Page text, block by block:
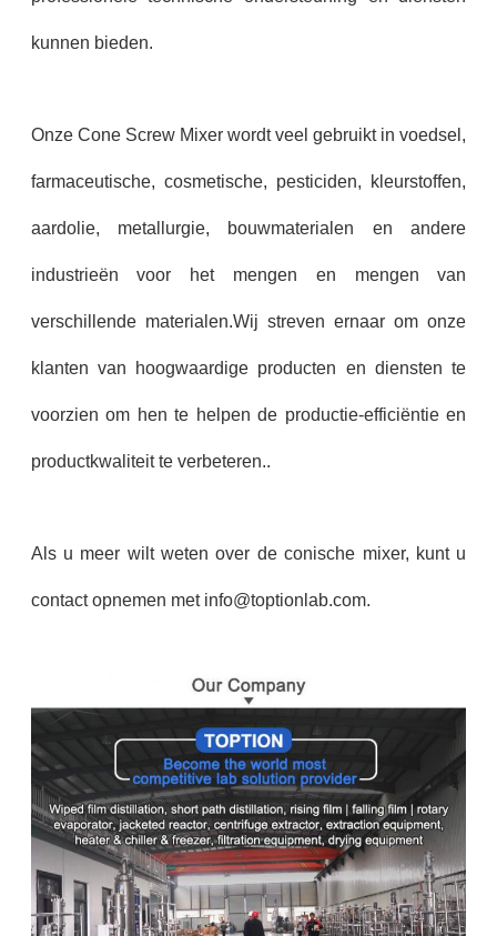
kunnen bieden.
Onze Cone Screw Mixer wordt veel gebruikt in voedsel,
farmaceutische, cosmetische, pesticiden, kleurstoffen,
aardolie, metallurgie, bouwmaterialen en andere
industrieën voor het mengen en mengen van
verschillende materialen.Wij streven ernaar om onze
klanten van hoogwaardige producten en diensten te
voorzien om hen te helpen de productie-efficiëntie en
productkwaliteit te verbeteren..
Als u meer wilt weten over de conische mixer, kunt u
contact opnemen met info@toptionlab.com.